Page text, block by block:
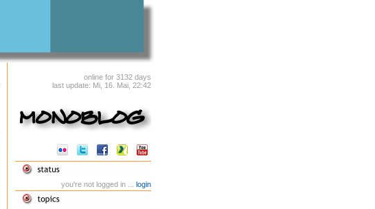
online for 3132 days
last update: Mi, 16. Mai, 22:42
you're not logged in ... login